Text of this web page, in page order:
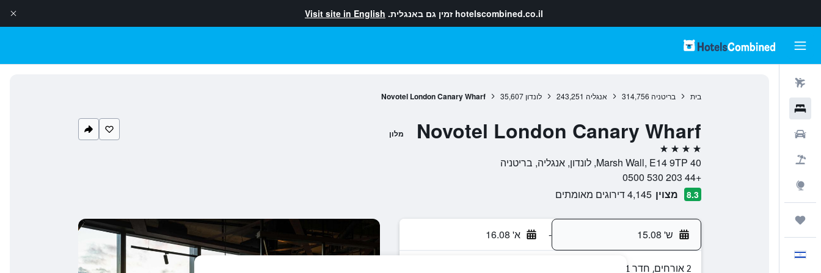
hotelscombined.co.il זמין גם באנגלית. Visit site in English
בית בריטניה 314,756 אנגליה 243,251 לונדון 35,607
Novotel London Canary Wharf
Novotel London Canary Wharf מלון
4 כוכבים
40 Marsh Wall, E14 9TP, לונדון, אנגליה, בריטניה
+44 203 530 0500
8.3 מצוין 4,145 דירוגים מאומתים
ש' 15.08 - א' 16.08
2 אורחים, חדר 1